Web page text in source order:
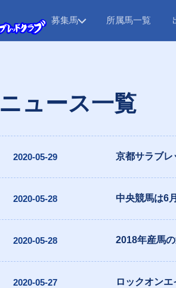
募集馬 所属馬一覧
ニュース一覧
2020-05-29 京都サラブレ
2020-05-28 中央競馬は6
2020-05-28 2018年産馬
2020-05-27 ロックオン